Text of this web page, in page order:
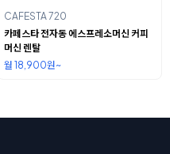
CAFESTA 720
카페스타 전자동 에스프레소머신 커피
머신 렌탈
월 18,900원~